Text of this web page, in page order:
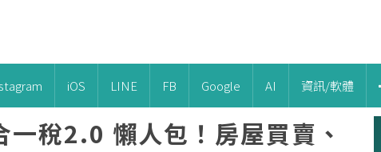
iOS LINE FB Google AI 資訊/軟體
稅2.0 懶人包！房屋買賣、